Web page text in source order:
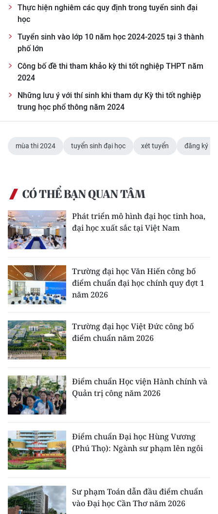
Media Môi trường
Ảnh
Infographic
TIN ĐỊA PHƯƠNG
Duyên hải Nam Trung Bộ và Tây
Nguyên
Đông Nam Bộ
Đồng bằng sông Cửu Long
Chuyên trang Hà Nội
Chuyên trang TP. Hồ Chí Minh
CÁC CHUYÊN TRANG
THỜI NAY
NHÂN DÂN HẰNG THÁNG
MUA BÁO
ĐỌC BÁO IN
Thực hiện nghiêm các quy định trong tuyển sinh đại
học
Tuyển sinh vào lớp 10 năm học 2024-2025 tại 3 thành
phố lớn
Công bố đề thi tham khảo kỳ thi tốt nghiệp THPT năm
2024
Những lưu ý với thí sinh khi tham dự Kỳ thi tốt nghiệp
trung học phổ thông năm 2024
mùa thi 2024 tuyển sinh đại học xét tuyển đăng ký
CÓ THỂ BẠN QUAN TÂM
Phát triển mô hình đại học tinh hoa,
đại học xuất sắc tại Việt Nam
Trường đại học Văn Hiến công bố
điểm chuẩn đại học chính quy đợt 1
năm 2026
Trường đại học Việt Đức công bố
điểm chuẩn năm 2026
Điểm chuẩn Học viện Hành chính và
Quản trị công năm 2026
Điểm chuẩn Đại học Hùng Vương
(Phú Thọ): Ngành sư phạm lên ngôi
Sư phạm Toán dẫn đầu điểm chuẩn
vào Đại học Cần Thơ năm 2026